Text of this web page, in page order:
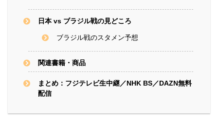
日本 vs ブラジル戦の見どころ
ブラジル戦のスタメン予想
関連書籍・商品
まとめ：フジテレビ生中継／NHK BS／DAZN無料
配信